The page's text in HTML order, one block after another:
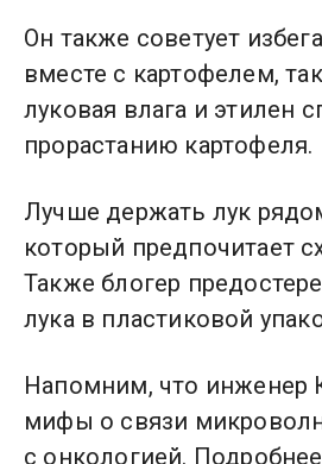
Он также советует
вместе с картофелем,
луковая влага и этилен
прорастанию картофеля.
Лучше держать лук
который предпочитает
Также блогер
лука в пластиковой
Напомним, что инженер
мифы о связи
с онкологией.